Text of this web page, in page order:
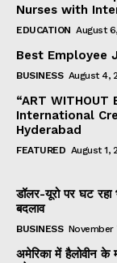
Nurses with
EDUCATION August
Best Employee
BUSINESS August 4,
“ART WITHOUT
International
Hyderabad
FEATURED August 1,
डॉलर-यूरो पर घट रहा
बदलाव
BUSINESS November
अमेरिका में हैलोवीन